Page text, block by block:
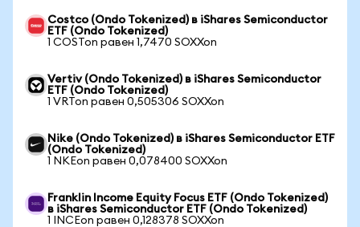
Costco (Ondo Tokenized) в iShares Semiconductor
ETF (Ondo Tokenized)
1 COSTon равен 1,7470 SOXXon
Vertiv (Ondo Tokenized) в iShares Semiconductor
ETF (Ondo Tokenized)
1 VRTon равен 0,505306 SOXXon
Nike (Ondo Tokenized) в iShares Semiconductor ETF
(Ondo Tokenized)
1 NKEon равен 0,078400 SOXXon
Franklin Income Equity Focus ETF (Ondo Tokenized)
в iShares Semiconductor ETF (Ondo Tokenized)
1 INCEon равен 0,128378 SOXXon